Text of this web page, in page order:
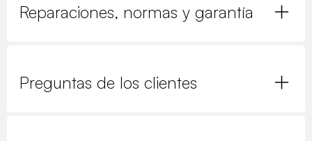
Reparaciones, normas y garantía
Preguntas de los clientes